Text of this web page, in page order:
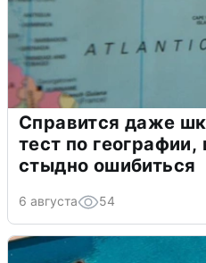
Справится даже
тест по географии,
стыдно ошибиться
6 августа 54